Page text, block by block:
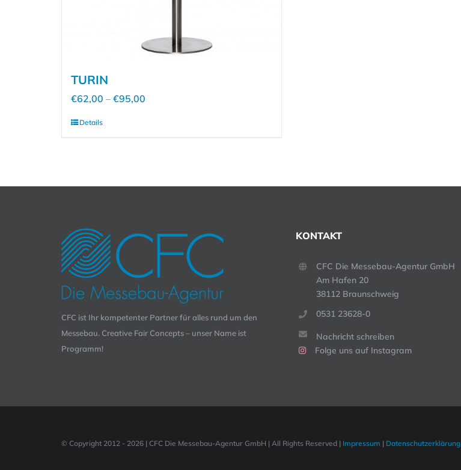
TURIN
€62,00 – €95,00
Dieses
mehrere
Die
Optionen
können
auf
der
Produktseite
gewählt
Details
CFC ist Ihr kompetenter Partner für alles rund um den
Messebau. Creative Fair Concepts – unser Name ist
Programm!
KONTAKT
CFC Die Messebau-Agentur GmbH
Am Hafen 20
38112 Braunschweig
0531 23628-0
Nachricht schreiben
Folge uns auf Instagram
© Copyright 2012 - 2026 | CFC Die Messebau-Agentur GmbH | All Rights Reserved | Impressum | Datenschutzerklärung